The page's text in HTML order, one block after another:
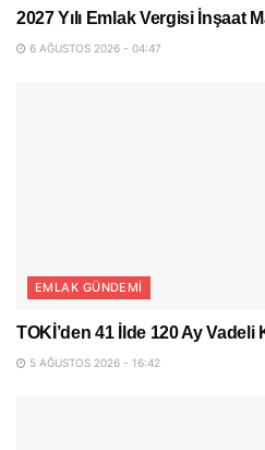
2027 Yılı Emlak Vergisi İnşaat
6 AĞUSTOS 2026 - 04:47
EMLAK GÜNDEMI
TOKİ’den 41 İlde 120 Ay Vadeli
5 AĞUSTOS 2026 - 16:42